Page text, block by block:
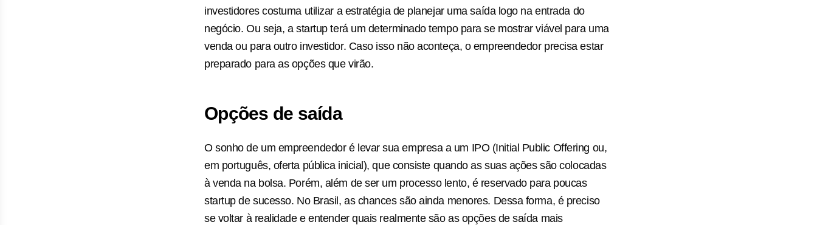
investidores costuma utilizar a estratégia de planejar uma saída logo na entrada do
negócio. Ou seja, a startup terá um determinado tempo para se mostrar viável para uma
venda ou para outro investidor. Caso isso não aconteça, o empreendedor precisa estar
preparado para as opções que virão.
Opções de saída
O sonho de um empreendedor é levar sua empresa a um IPO (Initial Public Offering ou,
em português, oferta pública inicial), que consiste quando as suas ações são colocadas
à venda na bolsa. Porém, além de ser um processo lento, é reservado para poucas
startup de sucesso. No Brasil, as chances são ainda menores. Dessa forma, é preciso
se voltar à realidade e entender quais realmente são as opções de saída mais